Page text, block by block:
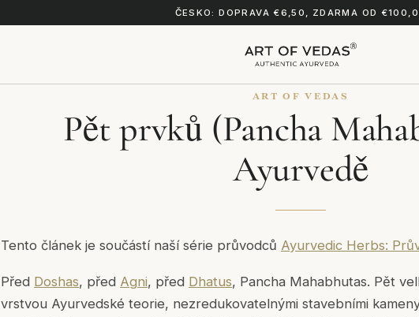
ČESKO: DOPRAVA €6,50, ZDARMA OD
ART OF VEDAS
Pět prvků (Pancha
Ayurvedě
Tento článek je součástí naší série průvodců Ayurvedic Herbs:
Před Doshas, před Agni, před Dhatus, Pancha Mahabhutas. Pět
vrstvou Ayurvedské teorie, nezredukovatelnými stavebními